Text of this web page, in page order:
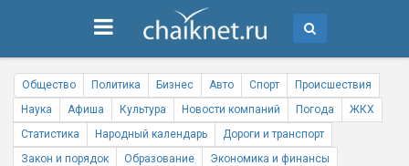
Общество Политика Бизнес Авто Спорт
Происшествия
Наука
Афиша Культура Новости компаний Погода
ЖКХ
Статистика
Народный календарь
Дороги и транспорт
Закон и порядок
Образование
Экономика и финансы